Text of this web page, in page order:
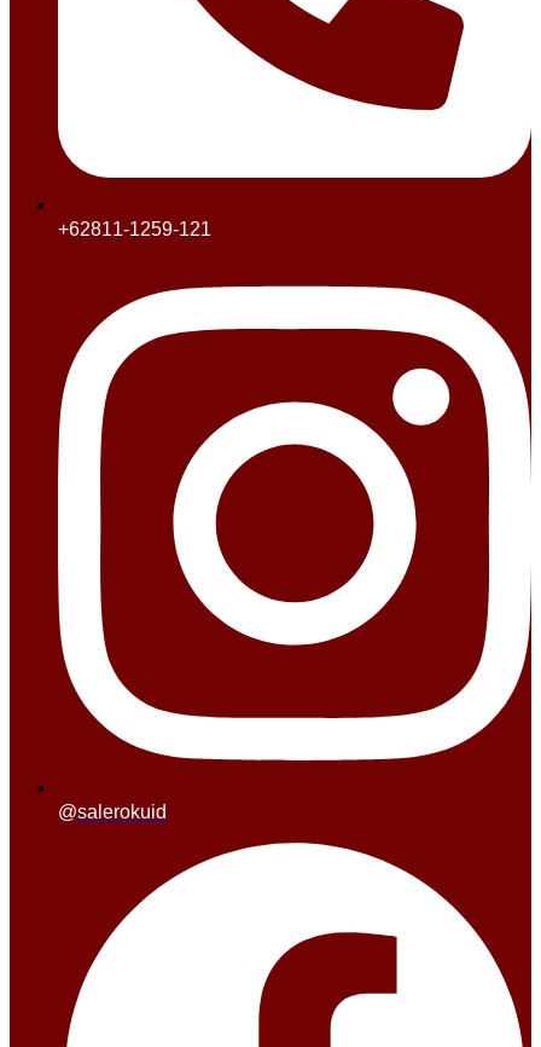
+62811-1259-121
@salerokuid